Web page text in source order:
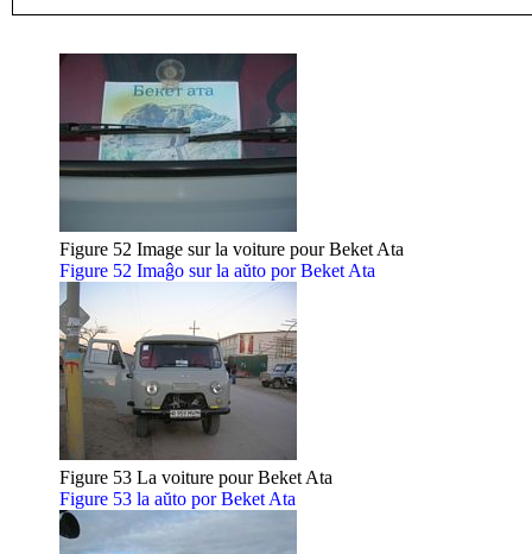
Figure 52 Image sur la voiture pour Beket Ata
Figure 52 Imaĝo sur la aŭto por Beket Ata
Figure 53 La voiture pour Beket Ata
Figure 53 la aŭto por Beket Ata